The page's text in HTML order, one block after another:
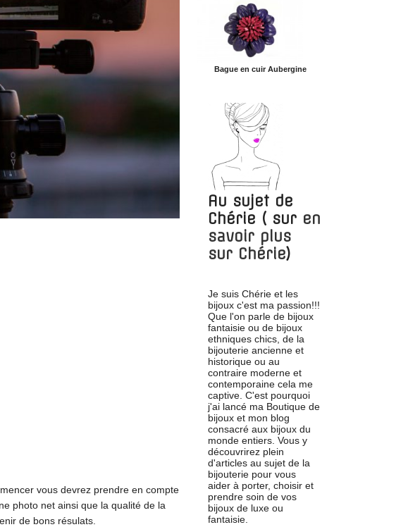
vous devrez prendre en compte
photo net ainsi que la qualité de la
de bons résulats.
Bague en cuir Aubergine
Au sujet de
Chérie ( sur en
savoir plus
sur Chérie)
Je suis Chérie et les
bijoux c'est ma passion!!!
Que l'on parle de bijoux
fantaisie ou de bijoux
ethniques chics, de la
bijouterie ancienne et
historique ou au
contraire moderne et
contemporaine cela me
captive. C'est pourquoi
j'ai lancé ma Boutique de
bijoux et mon blog
consacré aux bijoux du
monde entiers. Vous y
découvrirez plein
d'articles au sujet de la
bijouterie pour vous
aider à porter, choisir et
prendre soin de vos
bijoux de luxe ou
fantaisie.